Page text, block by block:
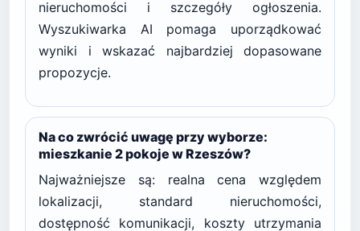
nieruchomości i szczegóły ogłoszenia.
Wyszukiwarka AI pomaga uporządkować
wyniki i wskazać najbardziej dopasowane
propozycje.
Na co zwrócić uwagę przy wyborze:
mieszkanie 2 pokoje w Rzeszów?
Najważniejsze są: realna cena względem
lokalizacji, standard nieruchomości,
dostępność komunikacji, koszty utrzymania